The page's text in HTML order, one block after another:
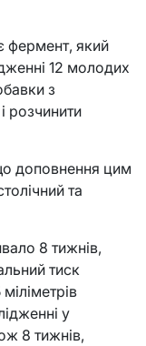
фермент, який
12 молодих
з
розчинити
доповнення цим
та
8 тижнів,
тиск
у
8 тижнів,